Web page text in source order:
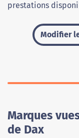
prestations
Modifier
Marques
de Dax